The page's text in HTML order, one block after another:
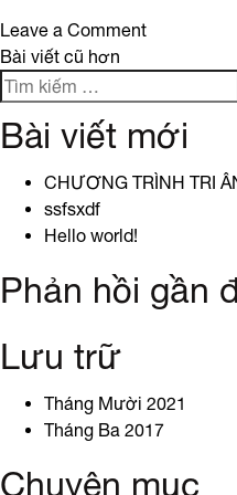
Leave a Commenton
Điều
hướng
viết
Bài viết cũ hơn
Tìm
kiếm
cho:
Bài viết mới
CHƯƠNG TRÌNH TRI
ssfsxdf
Hello world!
Phản hồi gần
Lưu trữ
Tháng Mười 2021
Tháng Ba 2017
Chuyên mục